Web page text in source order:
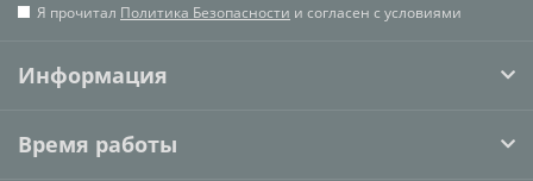
Я прочитал Политика Безопасности и согласен с условиями
Информация
Время работы